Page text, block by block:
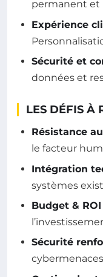
permanent et
Expérience
Sécurité et
données et
LES DÉFIS À
Résistance
le facteur
Intégration
systèmes
Budget &
Sécurité